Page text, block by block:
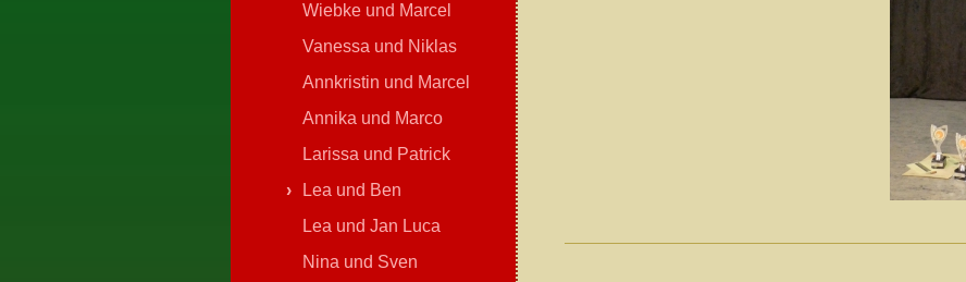
Wiebke und Marcel
Vanessa und Niklas
Annkristin und Marcel
Annika und Marco
Larissa und Patrick
Lea und Ben
Lea und Jan Luca
Nina und Sven